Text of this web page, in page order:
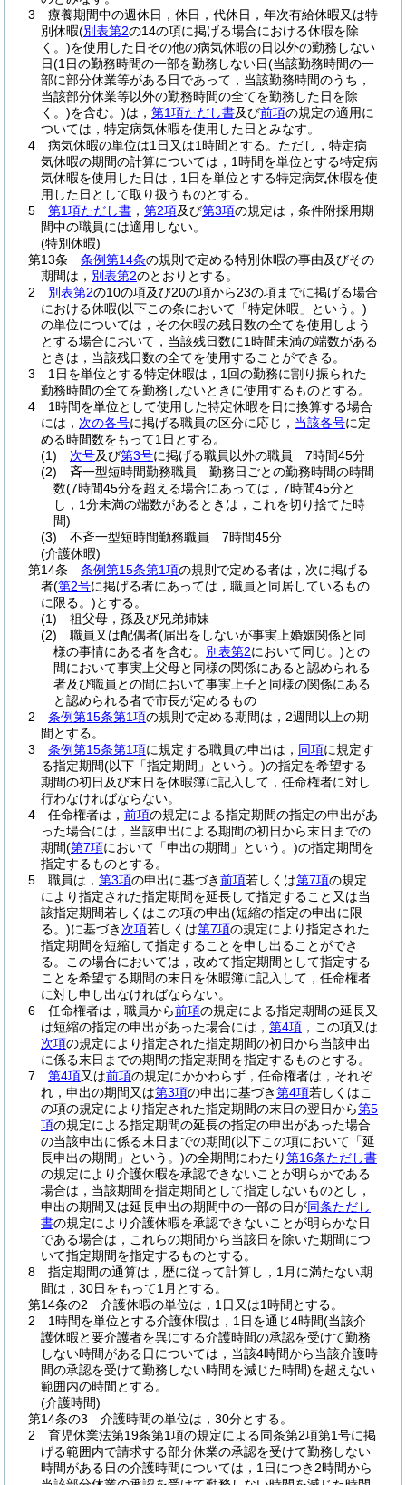
3
療養期間中の週休日，休日，代休日，年次有給休暇又は特
別休暇(別表第2の14の項に掲げる場合における休暇を除
く。)を使用した日その他の病気休暇の日以外の勤務しない
日(1日の勤務時間の一部を勤務しない日(当該勤務時間の一
部に部分休業等がある日であって，当該勤務時間のうち，
当該部分休業等以外の勤務時間の全てを勤務した日を除
く。)を含む。)は， 第1項ただし書及び前項の規定の適用に
ついては，特定病気休暇を使用した日とみなす。
4
病気休暇の単位は1日又は1時間とする。 ただし，特定病
気休暇の期間の計算については，1時間を単位とする特定病
気休暇を使用した日は，1日を単位とする特定病気休暇を使
用した日として取り扱うものとする。
5
第1項ただし書 ， 第2項及び第3項の規定は，条件附採用期
間中の職員には適用しない。
(特別休暇)
第13条
条例第14条の規則で定める特別休暇の事由及びその
期間は， 別表第2のとおりとする。
2
別表第2の10の項及び20の項から23の項までに掲げる場合
における休暇(以下この条において「特定休暇」という。)
の単位については，その休暇の残日数の全てを使用しよう
とする場合において，当該残日数に1時間未満の端数がある
ときは，当該残日数の全てを使用することができる。
3
1日を単位とする特定休暇は，1回の勤務に割り振られた
勤務時間の全てを勤務しないときに使用するものとする。
4
1時間を単位として使用した特定休暇を日に換算する場合
には， 次の各号に掲げる職員の区分に応じ， 当該各号に定
める時間数をもって1日とする。
(1)
次号及び第3号に掲げる職員以外の職員 7時間45分
(2)
斉一型短時間勤務職員 勤務日ごとの勤務時間の時間
数(7時間45分を超える場合にあっては，7時間45分と
し，1分未満の端数があるときは，これを切り捨てた時
間)
(3)
不斉一型短時間勤務職員 7時間45分
(介護休暇)
第14条
条例第15条第1項の規則で定める者は，次に掲げる
者(第2号に掲げる者にあっては，職員と同居しているもの
に限る。)とする。
(1)
祖父母，孫及び兄弟姉妹
(2)
職員又は配偶者(届出をしないが事実上婚姻関係と同
様の事情にある者を含む。 別表第2において同じ。)との
間において事実上父母と同様の関係にあると認められる
者及び職員との間において事実上子と同様の関係にある
と認められる者で市長が定めるもの
2
条例第15条第1項の規則で定める期間は，2週間以上の期
間とする。
3
条例第15条第1項に規定する職員の申出は， 同項に規定す
る指定期間(以下「指定期間」という。)の指定を希望する
期間の初日及び末日を休暇簿に記入して，任命権者に対し
行わなければならない。
4
任命権者は， 前項の規定による指定期間の指定の申出があ
った場合には，当該申出による期間の初日から末日までの
期間(第7項において「申出の期間」という。)の指定期間を
指定するものとする。
5
職員は， 第3項の申出に基づき前項若しくは第7項の規定
により指定された指定期間を延長して指定すること又は当
該指定期間若しくはこの項の申出(短縮の指定の申出に限
る。)に基づき 次項若しくは第7項の規定により指定された
指定期間を短縮して指定することを申し出ることができ
る。
この場合においては，改めて指定期間として指定する
ことを希望する期間の末日を休暇簿に記入して，任命権者
に対し申し出なければならない。
6
任命権者は，職員から前項の規定による指定期間の延長又
は短縮の指定の申出があった場合には， 第4項 ，この項又は
次項の規定により指定された指定期間の初日から当該申出
に係る末日までの期間の指定期間を指定するものとする。
7
第4項又は前項の規定にかかわらず，任命権者は，それぞ
れ，申出の期間又は第3項の申出に基づき第4項若しくはこ
の項の規定により指定された指定期間の末日の翌日から第5
項の規定による指定期間の延長の指定の申出があった場合
の当該申出に係る末日までの期間(以下この項において「延
長申出の期間」という。)の全期間にわたり第16条ただし書
の規定により介護休暇を承認できないことが明らかである
場合は，当該期間を指定期間として指定しないものとし，
申出の期間又は延長申出の期間中の一部の日が同条ただし
書の規定により介護休暇を承認できないことが明らかな日
である場合は，これらの期間から当該日を除いた期間につ
いて指定期間を指定するものとする。
8
指定期間の通算は，歴に従って計算し，1月に満たない期
間は，30日をもって1月とする。
第14条の2
介護休暇の単位は，1日又は1時間とする。
2
1時間を単位とする介護休暇は，1日を通じ4時間(当該介
護休暇と要介護者を異にする介護時間の承認を受けて勤務
しない時間がある日については，当該4時間から当該介護時
間の承認を受けて勤務しない時間を減じた時間)を超えない
範囲内の時間とする。
(介護時間)
第14条の3
介護時間の単位は，30分とする。
2
育児休業法第19条第1項の規定による同条第2項第1号に掲
げる範囲内で請求する部分休業の承認を受けて勤務しない
時間がある日の介護時間については，1日につき2時間から